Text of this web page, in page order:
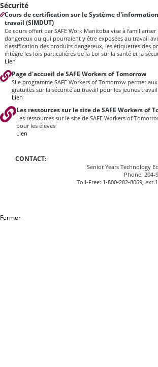
Sécurité
Cours de certification sur le Système
travail (SIMDUT)
Ce cours offert par SAFE Work Manitoba vise à
dangereux ou qui pourraient y être exposées au travail
classification des produits dangereux, les étiquettes des
intègre les lois particulières de la Loi sur la santé et la
Lien
Page d'accueil de SAFE Workers of Tomorrow
SLe programme SAFE Workers of Tomorrow permet
gratuites sur la sécurité au travail pour les jeunes
Lien
Les ressources sur le site de SAFE Workers of
Les ressources sur le site de SAFE Workers of
pour les élèves
Lien
CONTACT:
Senior Years Technology
Phone: 204-
Toll‑Free: 1‑800‑282‑8069,
Fermer